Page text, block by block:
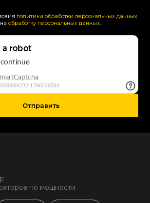
политики обработки персональных данных
обработку персональных данных.
Отправить
по мощности